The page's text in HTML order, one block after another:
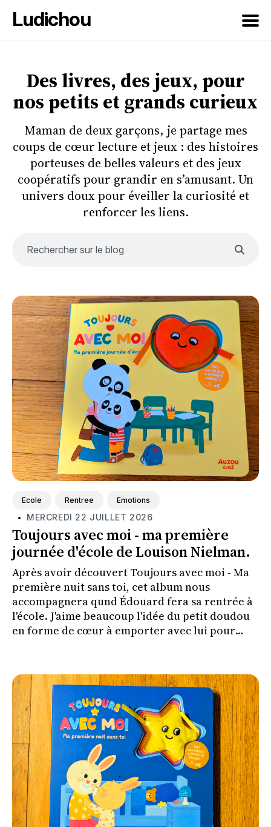
Ludichou
sur
blog
Des livres, des jeux, pour
nos petits et grands curieux
Maman de deux garçons, je partage mes
coups de cœur lecture et jeux : des histoires
porteuses de belles valeurs et des jeux
coopératifs pour grandir en s’amusant. Un
univers doux pour éveiller la curiosité et
renforcer les liens.
Rechercher sur le blog
Featured
Ecole Rentree Emotions
• MERCREDI 22 JUILLET 2026
Toujours avec moi - ma première
journée d'école de Louison Nielman.
Après avoir découvert Toujours avec moi - Ma
première nuit sans toi, cet album nous
accompagnera qund Édouard fera sa rentrée à
l'école. J'aime beaucoup l'idée du petit doudou
en forme de cœur à emporter avec lui pour